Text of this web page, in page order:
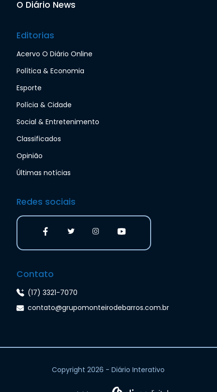
O Diário News
Editorias
Acervo O Diário Online
Política & Economia
Esporte
Polícia & Cidade
Social & Entretenimento
Classificados
Opinião
Últimas notícias
Redes sociais
Contato
(17) 3321-7070
contato@grupomonteirodebarros.com.br
Copyright 2026 - Diário Interativo